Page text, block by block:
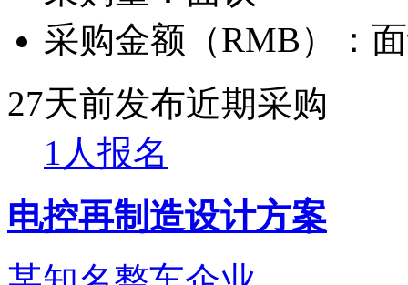
采购金额（RMB）：
27天前发布近期采购
1人报名
电控再制造设计方案